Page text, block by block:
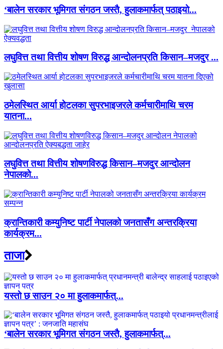
‘बालेन सरकार भूमिगत संगठन जस्तै, हुलाकमार्फत् पठाइयो...
लघुवित्त तथा वित्तीय शोषण विरुद्ध आन्दोलनप्रति किसान–मजदुर ...
ठमेलस्थित आर्या होटलका सुपरभाइजरले कर्मचारीमाथि चरम
यातना...
लघुवित्त तथा वित्तीय शोषणविरुद्ध किसान–मजदुर आन्दोलन
नेपालको...
क्रान्तिकारी कम्युनिष्ट पार्टी नेपालको जनतासँग अन्तरक्रिया
कार्यक्रम...
ताजा
यस्तो छ साउन २० मा हुलाकमार्फत्...
‘बालेन सरकार भूमिगत संगठन जस्तै, हुलाकमार्फत्...